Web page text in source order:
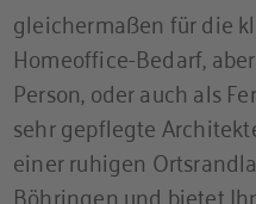
gleichermaßen für die
Homeoffice-Bedarf,
Person, oder auch als
sehr gepflegte
einer ruhigen
Böhringen und bietet